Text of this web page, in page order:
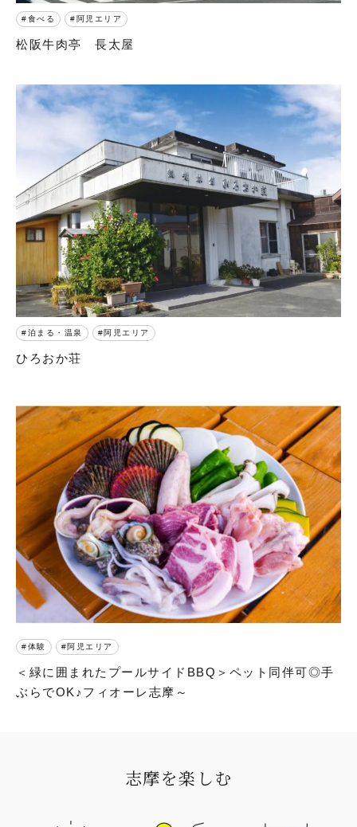
食べる 阿児エリア
松阪牛肉亭 長太屋
泊まる・温泉 阿児エリア
ひろおか荘
体験 阿児エリア
＜緑に囲まれたプールサイドBBQ＞ペット同伴可◎手
ぶらでOK♪フィオーレ志摩～
志摩を楽しむ